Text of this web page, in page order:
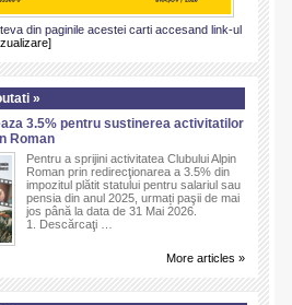
din paginile acestei carti accesand link-ul
»
3.5% pentru sustinerea activitatilor
Roman
Pentru a sprijini activitatea Clubului Alpin
Roman prin redirecţionarea a 3.5% din
impozitul plătit statului pentru salariul sau
pensia din anul 2025, urmați paşii de mai
jos până la data de 31 Mai 2026.
1. Descărcaţi …
More articles »